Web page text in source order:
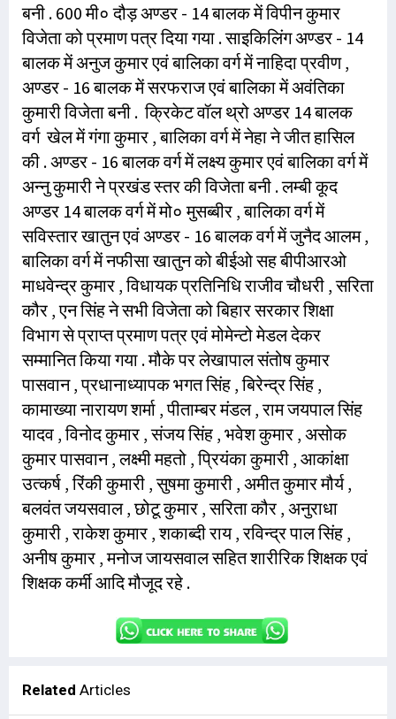
बनी . 600 मी० दौड़ अण्डर - 14 बालक में विपीन कुमार
विजेता को प्रमाण पत्र दिया गया . साइकिलिंग अण्डर - 14
बालक में अनुज कुमार एवं बालिका वर्ग में नाहिदा प्रवीण ,
अण्डर - 16 बालक में सरफराज एवं बालिका में अवंतिका
कुमारी विजेता बनी . क्रिकेट वॉल थ्रो अण्डर 14 बालक
वर्ग खेल में गंगा कुमार , बालिका वर्ग में नेहा ने जीत हासिल
की . अण्डर - 16 बालक वर्ग में लक्ष्य कुमार एवं बालिका वर्ग में
अन्नु कुमारी ने प्रखंड स्तर की विजेता बनी . लम्बी कूद
अण्डर 14 बालक वर्ग में मो० मुसब्बीर , बालिका वर्ग में
सविस्तार खातुन एवं अण्डर - 16 बालक वर्ग में जुनैद आलम ,
बालिका वर्ग में नफीसा खातुन को बीईओ सह बीपीआरओ
माधवेन्द्र कुमार , विधायक प्रतिनिधि राजीव चौधरी , सरिता
कौर , एन सिंह ने सभी विजेता को बिहार सरकार शिक्षा
विभाग से प्राप्त प्रमाण पत्र एवं मोमेन्टो मेडल देकर
सम्मानित किया गया . मौके पर लेखापाल संतोष कुमार
पासवान , प्रधानाध्यापक भगत सिंह , बिरेन्द्र सिंह ,
कामाख्या नारायण शर्मा , पीताम्बर मंडल , राम जयपाल सिंह
यादव , विनोद कुमार , संजय सिंह , भवेश कुमार , असोक
कुमार पासवान , लक्ष्मी महतो , प्रियंका कुमारी , आकांक्षा
उत्कर्ष , रिंकी कुमारी , सुषमा कुमारी , अमीत कुमार मौर्य ,
बलवंत जयसवाल , छोटू कुमार , सरिता कौर , अनुराधा
कुमारी , राकेश कुमार , शकाब्दी राय , रविन्द्र पाल सिंह ,
अनीष कुमार , मनोज जायसवाल सहित शारीरिक शिक्षक एवं
शिक्षक कर्मी आदि मौजूद रहे .
Related Articles